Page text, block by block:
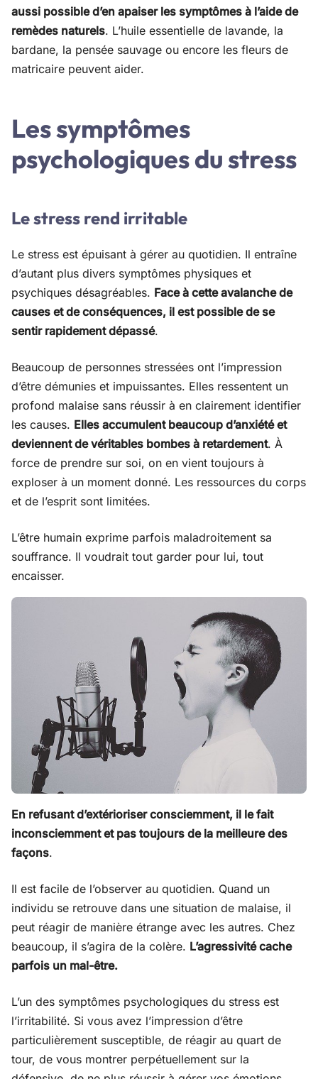
aussi possible d’en apaiser les symptômes à l’aide de
remèdes naturels. L’huile essentielle de lavande, la
bardane, la pensée sauvage ou encore les fleurs de
matricaire peuvent aider.
Les symptômes
psychologiques du stress
Le stress rend irritable
Le stress est épuisant à gérer au quotidien. Il entraîne
d’autant plus divers symptômes physiques et
psychiques désagréables. Face à cette avalanche de
causes et de conséquences, il est possible de se
sentir rapidement dépassé.
Beaucoup de personnes stressées ont l’impression
d’être démunies et impuissantes. Elles ressentent un
profond malaise sans réussir à en clairement identifier
les causes. Elles accumulent beaucoup d’anxiété et
deviennent de véritables bombes à retardement. À
force de prendre sur soi, on en vient toujours à
exploser à un moment donné. Les ressources du corps
et de l’esprit sont limitées.
L’être humain exprime parfois maladroitement sa
souffrance. Il voudrait tout garder pour lui, tout
encaisser.
En refusant d’extérioriser consciemment, il le fait
inconsciemment et pas toujours de la meilleure des
façons.
Il est facile de l’observer au quotidien. Quand un
individu se retrouve dans une situation de malaise, il
peut réagir de manière étrange avec les autres. Chez
beaucoup, il s’agira de la colère. L’agressivité cache
parfois un mal-être.
L’un des symptômes psychologiques du stress est
l’irritabilité. Si vous avez l’impression d’être
particulièrement susceptible, de réagir au quart de
tour, de vous montrer perpétuellement sur la